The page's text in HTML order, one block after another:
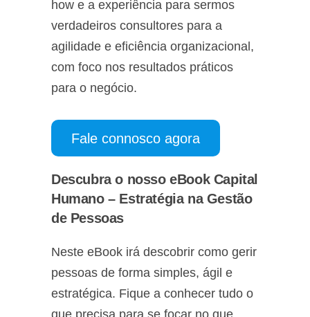
how e a experiência para sermos
verdadeiros consultores para a
agilidade e eficiência organizacional,
com foco nos resultados práticos
para o negócio.
Fale connosco agora
Descubra o nosso eBook Capital
Humano – Estratégia na Gestão
de Pessoas
Neste eBook irá descobrir como gerir
pessoas de forma simples, ágil e
estratégica. Fique a conhecer tudo o
que precisa para se focar no que